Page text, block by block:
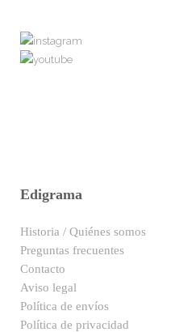
Edigrama
Historia / Quiénes somos
Preguntas frecuentes
Contacto
Aviso legal
Política de envíos
Política de privacidad